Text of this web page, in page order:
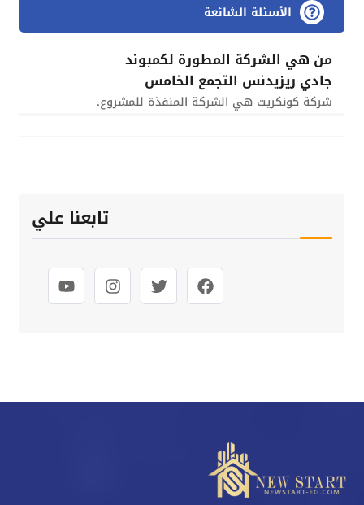
الأسئلة الشائعة
من هي الشركة المطورة لكمبوند
جادي ريزيدنس التجمع الخامس
شركة كونكريت هي الشركة المنفذة للمشروع.
تابعنا علي